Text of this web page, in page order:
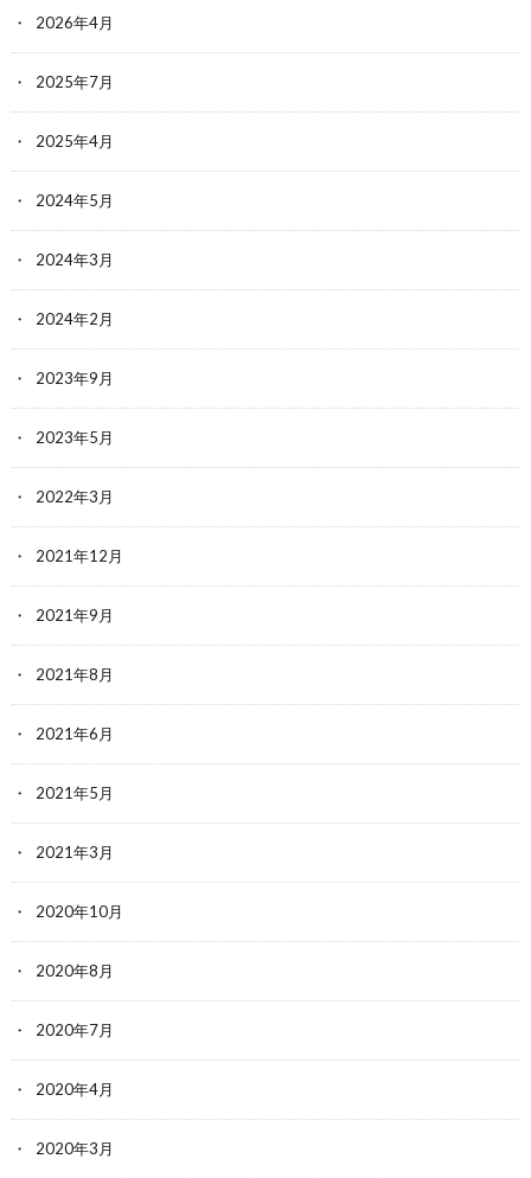
2026年4月
2025年7月
2025年4月
2024年5月
2024年3月
2024年2月
2023年9月
2023年5月
2022年3月
2021年12月
2021年9月
2021年8月
2021年6月
2021年5月
2021年3月
2020年10月
2020年8月
2020年7月
2020年4月
2020年3月